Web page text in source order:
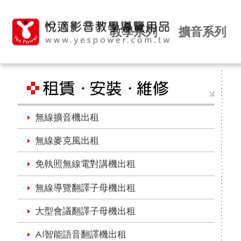
教學系列 擴音系列
無線擴音機出租
無線麥克風出租
免執照無線電對講機出租
無線導覽翻譯子母機出租
大型會議翻譯子母機出租
AI智能語音翻譯機出租